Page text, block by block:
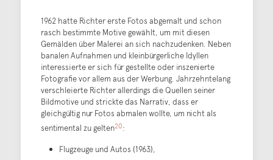
1962 hatte Richter erste Fotos abgemalt und schon
rasch bestimmte Motive gewählt, um mit diesen
Gemälden über Malerei an sich nachzudenken. Neben
banalen Aufnahmen und kleinbürgerliche Idyllen
interessierte er sich für gestellte oder inszenierte
Fotografie vor allem aus der Werbung. Jahrzehntelang
verschleierte Richter allerdings die Quellen seiner
Bildmotive und strickte das Narrativ, dass er
gleichgültig nur Fotos abmalen wollte, um nicht als
sentimental zu gelten20:
Flugzeuge und Autos (1963),